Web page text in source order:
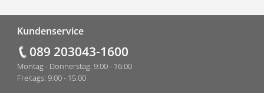
Kundenservice
089 203043-1600
Montag - Donnerstag: 9:00 - 16:00
Freitags: 9:00 - 15:00